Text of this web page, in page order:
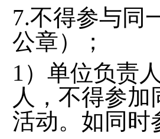
7.不得参与同
公章）；
1）单位负责
人，不得参
活动。如同时